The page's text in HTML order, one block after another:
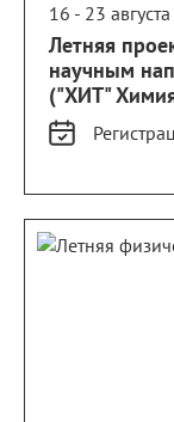
16 - 23 августа
Летняя
научным
("ХИТ"